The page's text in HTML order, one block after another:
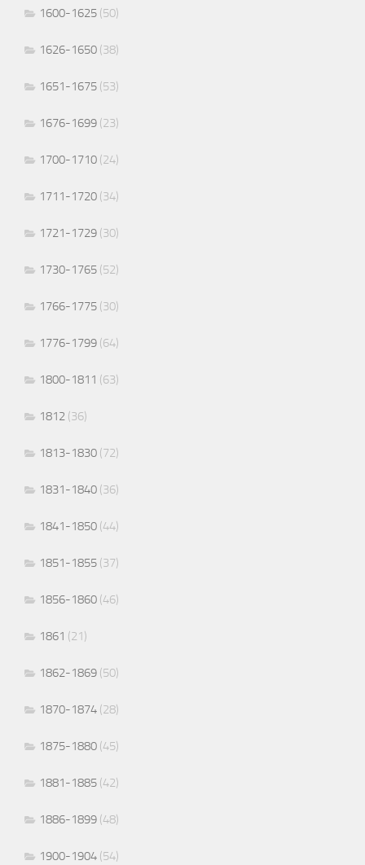
1600-1625 (50)
1626-1650 (38)
1651-1675 (53)
1676-1699 (23)
1700-1710 (24)
1711-1720 (34)
1721-1729 (30)
1730-1765 (52)
1766-1775 (30)
1776-1799 (64)
1800-1811 (63)
1812 (36)
1813-1830 (72)
1831-1840 (36)
1841-1850 (44)
1851-1855 (37)
1856-1860 (46)
1861 (21)
1862-1869 (50)
1870-1874 (28)
1875-1880 (45)
1881-1885 (42)
1886-1899 (48)
1900-1904 (54)